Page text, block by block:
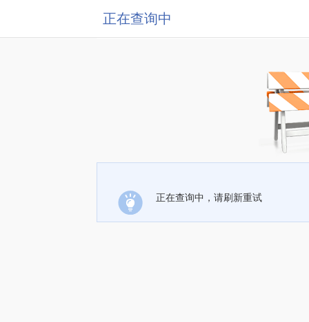
正在查询中
正在查询中，请刷新重试